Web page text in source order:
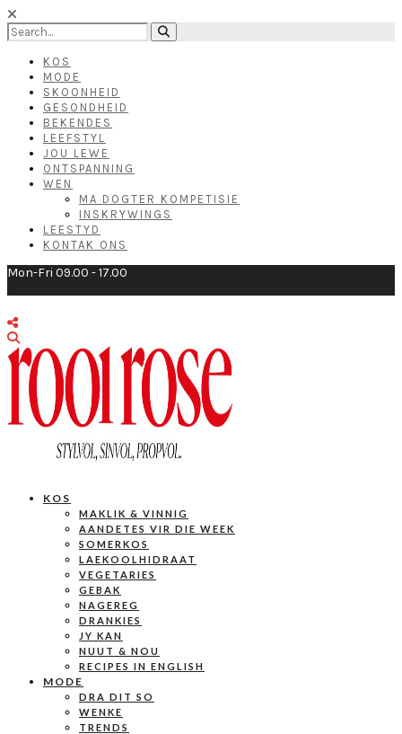
KOS
MODE
SKOONHEID
GESONDHEID
BEKENDES
LEEFSTYL
JOU LEWE
ONTSPANNING
WEN
MA DOGTER KOMPETISIE
INSKRYWINGS
LEESTYD
KONTAK ONS
Mon-Fri 09.00 - 17.00
KOS
MAKLIK & VINNIG
AANDETES VIR DIE WEEK
SOMERKOS
LAEKOOLHIDRAAT
VEGETARIES
GEBAK
NAGEREG
DRANKIES
JY KAN
NUUT & NOU
RECIPES IN ENGLISH
MODE
DRA DIT SO
WENKE
TRENDS